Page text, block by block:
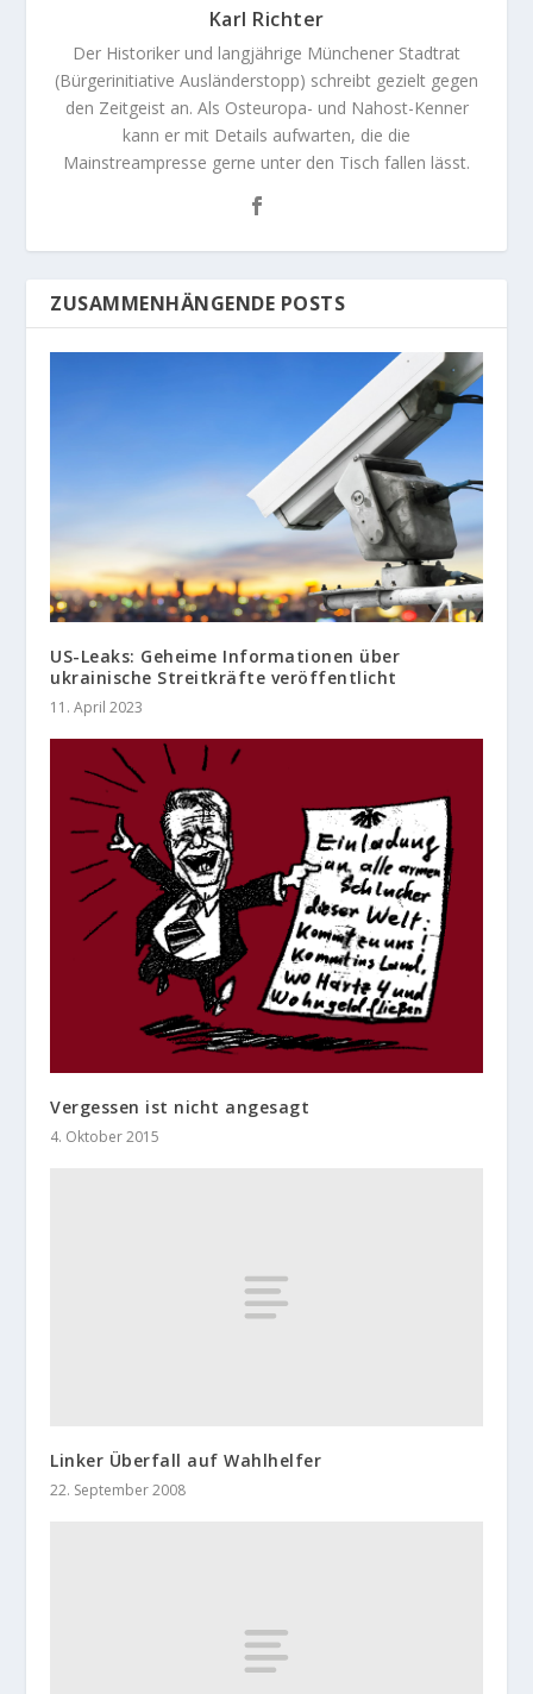
Karl Richter
Der Historiker und langjährige Münchener Stadtrat
(Bürgerinitiative Ausländerstopp) schreibt gezielt gegen
den Zeitgeist an. Als Osteuropa- und Nahost-Kenner
kann er mit Details aufwarten, die die
Mainstreampresse gerne unter den Tisch fallen lässt.
ZUSAMMENHÄNGENDE POSTS
US-Leaks: Geheime Informationen über
ukrainische Streitkräfte veröffentlicht
11. April 2023
Vergessen ist nicht angesagt
4. Oktober 2015
Linker Überfall auf Wahlhelfer
22. September 2008